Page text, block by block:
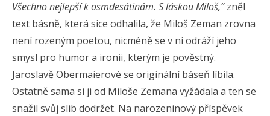
Všechno nejlepší k osmdesátinám. S láskou Miloš,“zněl
text básně, která sice odhalila, že Miloš Zeman zrovna
není rozeným poetou, nicméně se v ní odráží jeho
smysl pro humor a ironii, kterým je pověstný.
Jaroslavě Obermaierové se originální báseň líbila.
Ostatně sama si ji od Miloše Zemana vyžádala a ten se
snažil svůj slib dodržet. Na narozeninový příspěvek